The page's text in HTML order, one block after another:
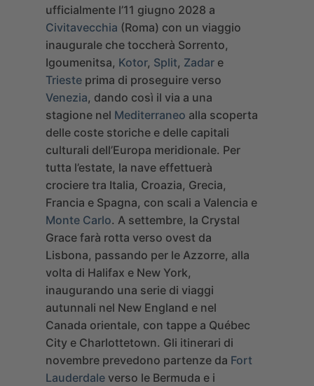
ufficialmente l’11 giugno 2028 a
Civitavecchia (Roma) con un viaggio
inaugurale che toccherà Sorrento,
Igoumenitsa, Kotor, Split, Zadar e
Trieste prima di proseguire verso
Venezia, dando così il via a una
stagione nel Mediterraneo alla scoperta
delle coste storiche e delle capitali
culturali dell’Europa meridionale. Per
tutta l’estate, la nave effettuerà
crociere tra Italia, Croazia, Grecia,
Francia e Spagna, con scali a Valencia e
Monte Carlo. A settembre, la Crystal
Grace farà rotta verso ovest da
Lisbona, passando per le Azzorre, alla
volta di Halifax e New York,
inaugurando una serie di viaggi
autunnali nel New England e nel
Canada orientale, con tappe a Québec
City e Charlottetown. Gli itinerari di
novembre prevedono partenze da Fort
Lauderdale verso le Bermuda e i